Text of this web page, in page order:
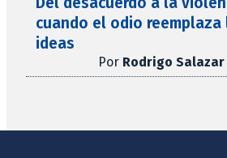
cuando el odio reemplaza
ideas
Por Rodrigo Salazar